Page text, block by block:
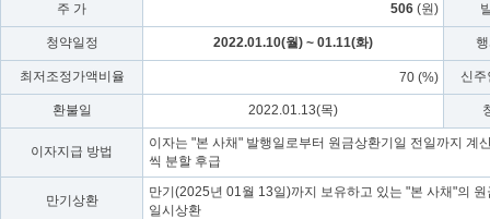
주 가 506 (원)
청약일정 2022.01.10(월) ~ 01.11(화)
최저조정가액비율 70 (%) 신
환불일 2022.01.13(목)
이자지급 방법
이자는 "본 사채" 발행일로부터 원금상환기일 전일까지 계
씩 분할 후급
만기상환
만기(2025년 01월 13일)까지 보유하고 있는 "본 사채"의
일시상환